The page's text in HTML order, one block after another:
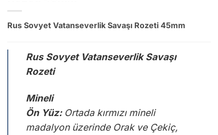
Rus Sovyet Vatanseverlik Savaşı Rozeti 45mm
Rus Sovyet Vatanseverlik Savaşı
Rozeti
Mineli
Ön Yüz:Ortada kırmızı mineli
madalyon üzerinde Orak ve Çekiç,